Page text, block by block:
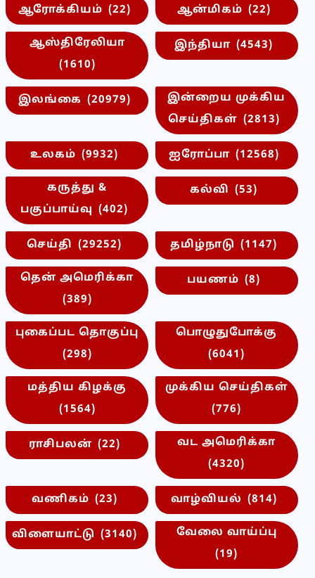
ஆரோக்கியம் (22) ஆன்மிகம் (22)
ஆஸ்திரேலியா
(1610)
இந்தியா (4543)
இலங்கை (20979)
இன்றைய முக்கிய
செய்திகள் (2813)
உலகம் (9932) ஐரோப்பா (12568)
கருத்து &
பகுப்பாய்வு (402)
கல்வி (53)
செய்தி (29252) தமிழ்நாடு (1147)
தென் அமெரிக்கா
(389)
பயணம் (8)
புகைப்பட தொகுப்பு
(298)
பொழுதுபோக்கு
(6041)
மத்திய கிழக்கு
(1564)
முக்கிய செய்திகள்
(776)
ராசிபலன் (22)
வட அமெரிக்கா
(4320)
வணிகம் (23) வாழ்வியல் (814)
விளையாட்டு (3140)
வேலை வாய்ப்பு
(19)